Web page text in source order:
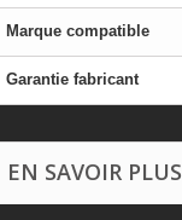
Marque compatible
Garantie fabricant
EN SAVOIR PLUS